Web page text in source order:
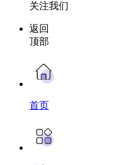
关注我们
返回
顶部
首页